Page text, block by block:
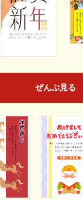
ぜんぶ見る